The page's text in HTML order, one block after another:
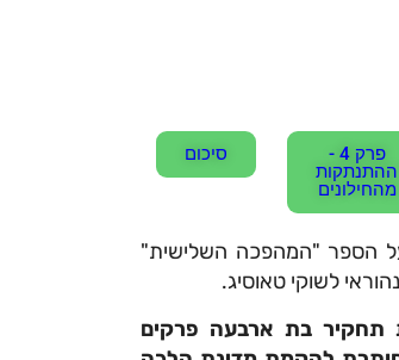
פרק 4 -
ההתנתקות
מהחילונים
סיכום
הספר "המהפכה השלישית"
לשוקי טאוסיג.
תחקיר בת ארבעה פרקים